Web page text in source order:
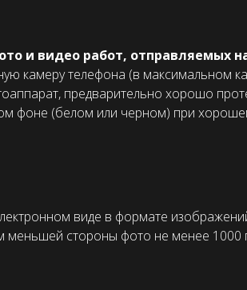
и видео работ, отправляемых
камеру телефона (в максимальном
предварительно хорошо
фоне (белом или черном) при
виде в формате
меньшей стороны фото не менее 1000